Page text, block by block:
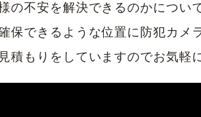
の不安を解決できるのかについ
保できるような位置に防犯カメ
積もりをしていますのでお気軽